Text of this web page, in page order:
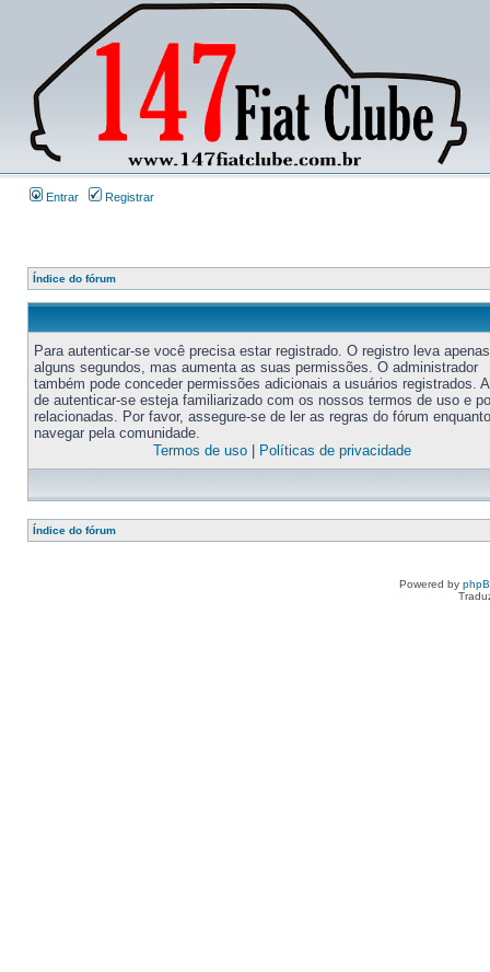
Entrar Registrar
Índice do fórum
Para autenticar-se você precisa estar registrado. O registro leva apenas
alguns segundos, mas aumenta as suas permissões. O administrador
também pode conceder permissões adicionais a usuários registrados.
de autenticar-se esteja familiarizado com os nossos termos de uso e
relacionadas. Por favor, assegure-se de ler as regras do fórum enquanto
navegar pela comunidade.
Termos de uso| Políticas de privacidade
Índice do fórum
Powered by